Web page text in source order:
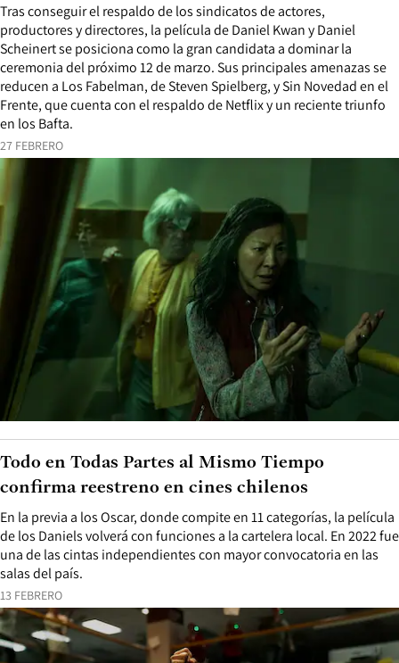
27 FEBRERO
Tras conseguir el respaldo de los sindicatos de actores,
productores y directores, la película de Daniel Kwan y Daniel
Scheinert se posiciona como la gran candidata a dominar la
ceremonia del próximo 12 de marzo. Sus principales amenazas se
reducen a Los Fabelman, de Steven Spielberg, y Sin Novedad en el
Frente, que cuenta con el respaldo de Netflix y un reciente triunfo
en los Bafta.
13 FEBRERO
En la previa a los Oscar, donde compite en 11 categorías, la película
de los Daniels volverá con funciones a la cartelera local. En 2022 fue
una de las cintas independientes con mayor convocatoria en las
salas del país.
Todo en Todas Partes al Mismo Tiempo
confirma reestreno en cines chilenos